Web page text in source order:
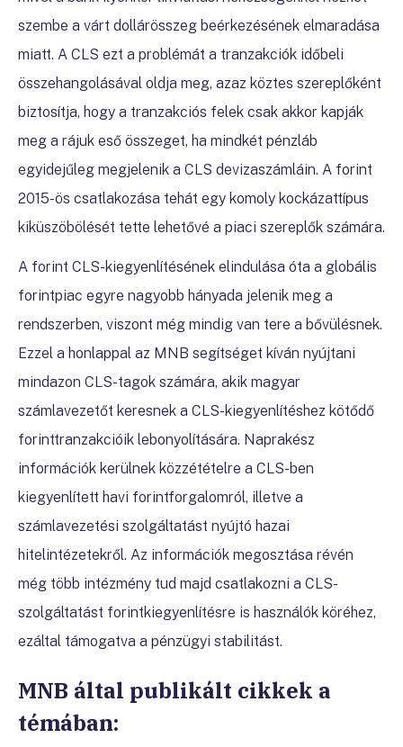
szembe a várt dollárösszeg beérkezésének elmaradása
miatt. A CLS ezt a problémát a tranzakciók időbeli
összehangolásával oldja meg, azaz köztes szereplőként
biztosítja, hogy a tranzakciós felek csak akkor kapják
meg a rájuk eső összeget, ha mindkét pénzláb
egyidejűleg megjelenik a CLS devizaszámláin. A forint
2015-ös csatlakozása tehát egy komoly kockázattípus
kiküszöbölését tette lehetővé a piaci szereplők számára.
A forint CLS-kiegyenlítésének elindulása óta a globális
forintpiac egyre nagyobb hányada jelenik meg a
rendszerben, viszont még mindig van tere a bővülésnek.
Ezzel a honlappal az MNB segítséget kíván nyújtani
mindazon CLS-tagok számára, akik magyar
számlavezetőt keresnek a CLS-kiegyenlítéshez kötődő
forinttranzakcióik lebonyolítására. Naprakész
információk kerülnek közzétételre a CLS-ben
kiegyenlített havi forintforgalomról, illetve a
számlavezetési szolgáltatást nyújtó hazai
hitelintézetekről. Az információk megosztása révén
még több intézmény tud majd csatlakozni a CLS-
szolgáltatást forintkiegyenlítésre is használók köréhez,
ezáltal támogatva a pénzügyi stabilitást.
MNB által publikált cikkek a
témában: